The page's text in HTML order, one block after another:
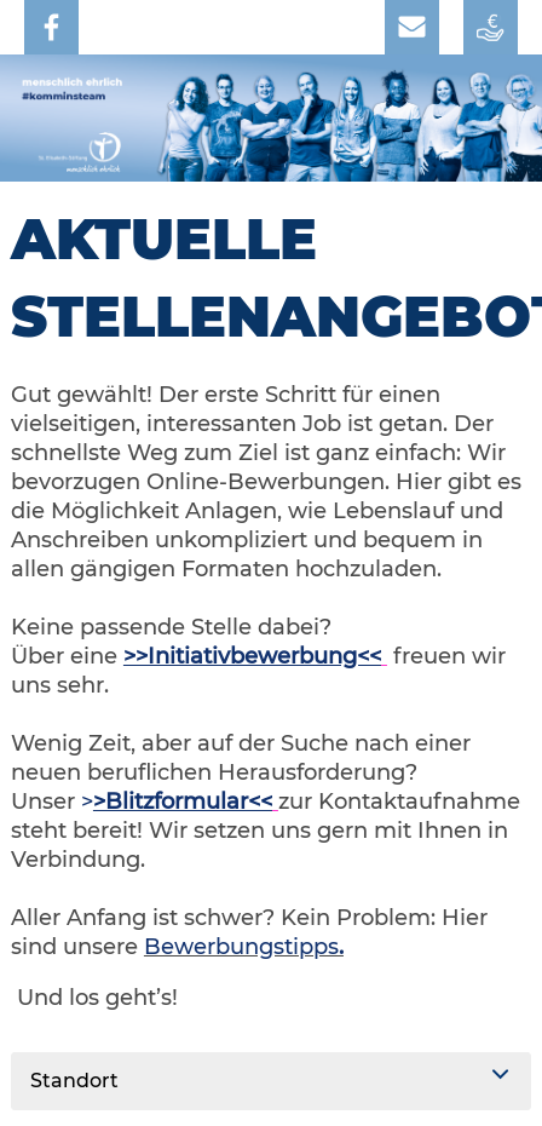
AKTUELLE
Gut gewählt! Der erste Schritt für einen
vielseitigen, interessanten Job ist getan. Der
schnellste Weg zum Ziel ist ganz einfach: Wir
bevorzugen Online-Bewerbungen. Hier gibt es
die Möglichkeit Anlagen, wie Lebenslauf und
Anschreiben unkompliziert und bequem in
allen gängigen Formaten hochzuladen.
Keine passende Stelle dabei?
Über eine >>Initiativbewerbung<< freuen wir
uns sehr.
Wenig Zeit, aber auf der Suche nach einer
neuen beruflichen Herausforderung?
Unser >>Blitzformular<< zur Kontaktaufnahme
steht bereit! Wir setzen uns gern mit Ihnen in
Verbindung.
Aller Anfang ist schwer? Kein Problem: Hier
sind unsere Bewerbungstipps.
Und los geht’s!
Standort